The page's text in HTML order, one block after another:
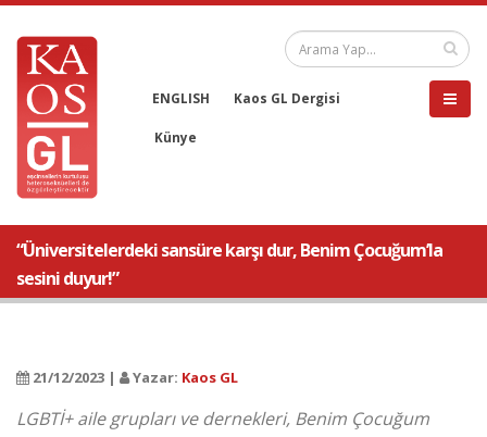
ENGLISH Kaos GL Dergisi
Künye
“Üniversitelerdeki sansüre karşı dur, Benim Çocuğum’la
sesini duyur!”
21/12/2023 | Yazar: Kaos GL
LGBTİ+ aile grupları ve dernekleri, Benim Çocuğum